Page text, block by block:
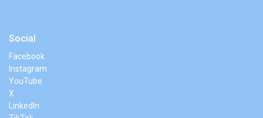
Social
Facebook
Instagram
YouTube
X
LinkedIn